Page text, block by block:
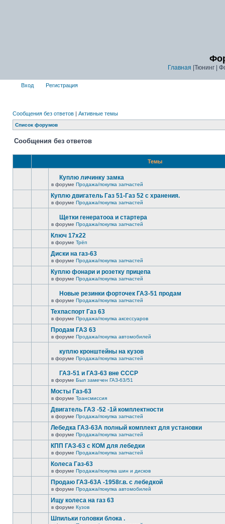
Главная |Тюнинг |
Вход Регистрация
Сообщения без ответов | Активные темы
Список форумов
Сообщения без ответов
Темы
Куплю личинку замка
в форуме Продажа/покупка запчастей
Куплю двигатель Газ 51-Газ 52 с хранения.
в форуме Продажа/покупка запчастей
Щетки генератооа и стартера
в форуме Продажа/покупка запчастей
Ключ 17х22
в форуме Трёп
Диски на газ-63
в форуме Продажа/покупка запчастей
Куплю фонари и розетку прицепа
в форуме Продажа/покупка запчастей
Новые резинки форточек ГАЗ-51 продам
в форуме Продажа/покупка запчастей
Техпаспорт Газ 63
в форуме Продажа/покупка аксессуаров
Продам ГАЗ 63
в форуме Продажа/покупка автомобилей
куплю кронштейны на кузов
в форуме Продажа/покупка запчастей
ГАЗ-51 и ГАЗ-63 вне СССР
в форуме Был замечен ГАЗ-63/51
Мосты Газ-63
в форуме Трансмиссия
Двигатель ГАЗ -52 -1й комплектности
в форуме Продажа/покупка запчастей
Лебедка ГАЗ-63А полный комплект для установки
в форуме Продажа/покупка запчастей
КПП ГАЗ-63 с КОМ для лебедки
в форуме Продажа/покупка запчастей
Колеса Газ-63
в форуме Продажа/покупка шин и дисков
Продаю ГАЗ-63А -1958г.в. с лебедкой
в форуме Продажа/покупка автомобилей
Ищу колеса на газ 63
в форуме Кузов
Шпильки головки блока .